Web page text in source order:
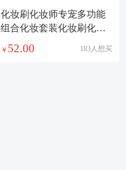
化妆刷化妆师专宠多功能
组合化妆套装化妆刷化妆
品套装
￥ 52.00 183人想买